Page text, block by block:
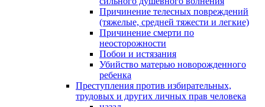
Причинение телесных повреждений
(тяжелые, средней тяжести и легкие)
Причинение смерти по
неосторожности
Побои и истязания
Убийство матерью новорожденного
ребенка
Преступления против избирательных,
трудовых и других личных прав человека